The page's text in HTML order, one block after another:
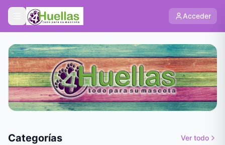
Acceder
Categorías Ver todo